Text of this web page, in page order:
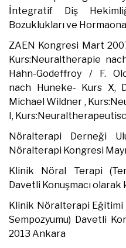
İntegratif Diş
Bozuklukları ve
ZAEN Kongresi Mart
Kurs:Neuraltherapie
Hahn-Godeffroy / F.
nach Huneke- Kurs X,
Michael Wildner ,
I,
Nöralterapi Derneği
Nöralterapi Kongresi
Klinik Nöral Terapi
Davetli Konuşmacı olarak
Klinik Nöralterapi Eğitimi
Sempozyumu) Davetli
2013 Ankara